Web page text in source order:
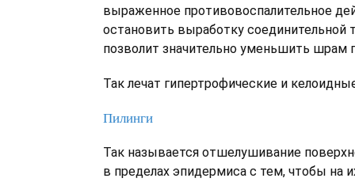
выраженное противовоспалительное
остановить выработку соединительной
позволит значительно уменьшить шрам
Так лечат гипертрофические и
Пилинги
Так называется отшелушивание
в пределах эпидермиса с тем, чтобы на